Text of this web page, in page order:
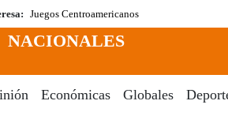
Juegos Centroamericanos
NACIONALES
Económicas Globales